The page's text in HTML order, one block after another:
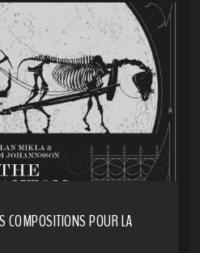
COMPOSITIONS POUR LA